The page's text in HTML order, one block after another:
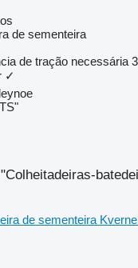
de sementeira
de tração necessária
✓